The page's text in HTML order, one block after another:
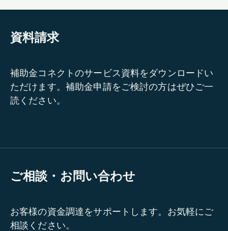
資料請求
補助金コネクトのサービス資料をダウンロードい
ただけます。補助金申請をご検討の方はぜひご一
読ください。
ご相談・お問い合わせ
お客様の資金調達をサポートします。お気軽にご
相談ください。